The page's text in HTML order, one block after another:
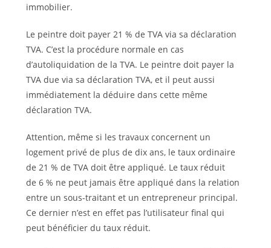
immobilier.
Le peintre doit payer 21 % de TVA via sa déclaration
TVA. C’est la procédure normale en cas
d’autoliquidation de la TVA. Le peintre doit payer la
TVA due via sa déclaration TVA, et il peut aussi
immédiatement la déduire dans cette même
déclaration TVA.
Attention, même si les travaux concernent un
logement privé de plus de dix ans, le taux ordinaire
de 21 % de TVA doit être appliqué. Le taux réduit
de 6 % ne peut jamais être appliqué dans la relation
entre un sous-traitant et un entrepreneur principal.
Ce dernier n’est en effet pas l’utilisateur final qui
peut bénéficier du taux réduit.